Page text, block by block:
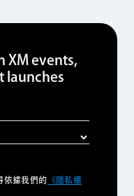
XM events,
launches
依據我們的
《隱私權